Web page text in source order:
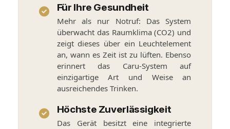
Für Ihre Gesundheit
Mehr als nur Notruf: Das System
überwacht das Raumklima (CO2) und
zeigt dieses über ein Leuchtelement
an, wann es Zeit ist zu lüften. Ebenso
erinnert das Caru-System auf
einzigartige Art und Weise an
ausreichendes Trinken.
Höchste Zuverlässigkeit
Das Gerät besitzt eine integrierte